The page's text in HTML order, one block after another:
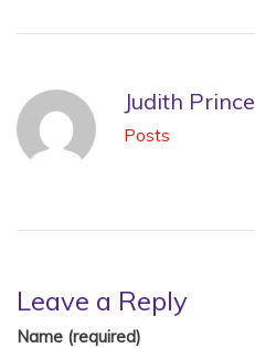
Judith Prince
Posts
Leave a Reply
Name (required)